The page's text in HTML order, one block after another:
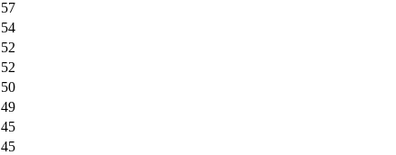
57
54
52
52
50
49
45
45